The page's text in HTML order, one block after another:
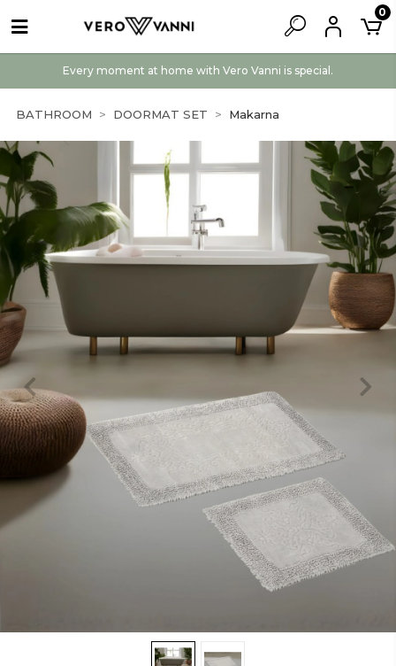
Every moment at home with Vero Vanni is special.
0
BATHROOM DOORMAT SET Makarna